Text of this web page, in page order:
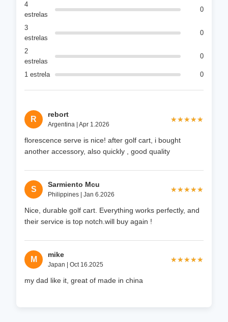
4
estrelas
0
3
estrelas
0
2
estrelas
0
1 estrela 0
R
rebort
Argentina | Apr 1.2026
★★★★★
★★★★★
florescence serve is nice! after golf cart, i bought
another accessory, also quickly , good quality
S
Sarmiento Mcu
Philippines | Jan 6.2026
★★★★★
★★★★★
Nice, durable golf cart. Everything works perfectly, and
their service is top notch.will buy again !
M
mike
Japan | Oct 16.2025
★★★★★
★★★★★
my dad like it, great of made in china